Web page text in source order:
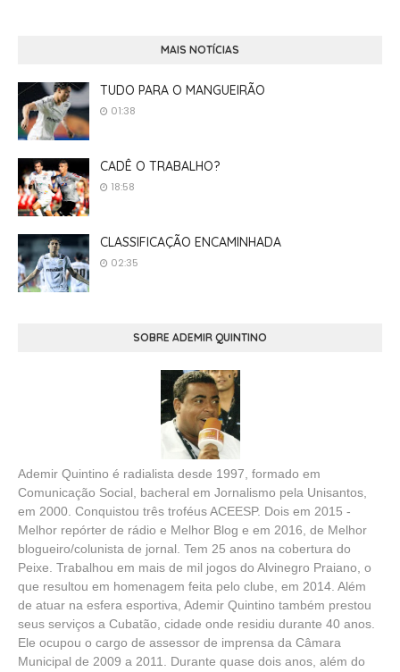
MAIS NOTÍCIAS
TUDO PARA O MANGUEIRÃO
01:38
CADÊ O TRABALHO?
18:58
CLASSIFICAÇÃO ENCAMINHADA
02:35
SOBRE ADEMIR QUINTINO
Ademir Quintino é radialista desde 1997, formado em
Comunicação Social, bacheral em Jornalismo pela Unisantos,
em 2000. Conquistou três troféus ACEESP. Dois em 2015 -
Melhor repórter de rádio e Melhor Blog e em 2016, de Melhor
blogueiro/colunista de jornal. Tem 25 anos na cobertura do
Peixe. Trabalhou em mais de mil jogos do Alvinegro Praiano, o
que resultou em homenagem feita pelo clube, em 2014. Além
de atuar na esfera esportiva, Ademir Quintino também prestou
seus serviços a Cubatão, cidade onde residiu durante 40 anos.
Ele ocupou o cargo de assessor de imprensa da Câmara
Municipal de 2009 a 2011. Durante quase dois anos, além do